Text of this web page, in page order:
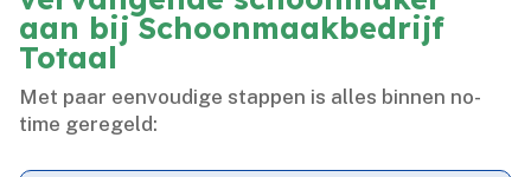
aan bij Schoonmaakbedrijf
Totaal
Met paar eenvoudige stappen is alles binnen no-
time geregeld: